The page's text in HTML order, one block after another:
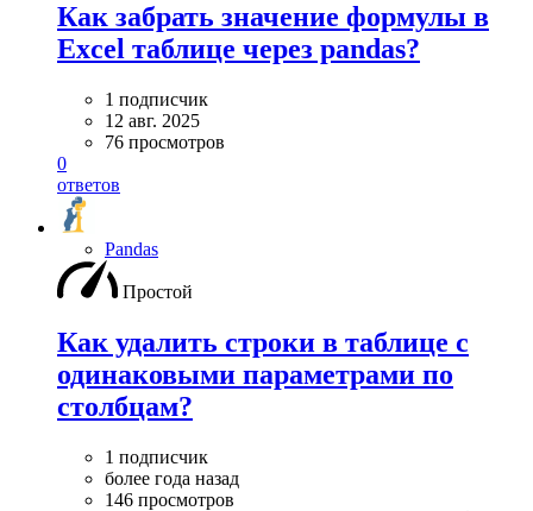
Как забрать значение формулы в
Excel таблице через pandas?
1 подписчик
12 авг. 2025
76 просмотров
0
ответов
Pandas
Простой
Как удалить строки в таблице с
одинаковыми параметрами по
столбцам?
1 подписчик
более года назад
146 просмотров